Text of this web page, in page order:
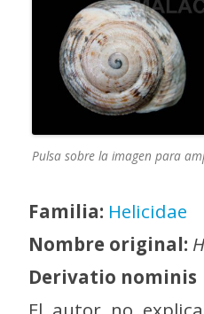
Pulsa sobre la imagen para
Familia: Helicidae
Nombre original:
Derivatio nominis